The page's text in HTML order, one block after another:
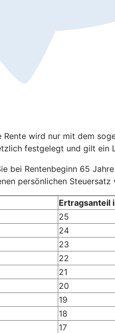
wird nur mit dem
festgelegt und gilt ein
bei Rentenbeginn 65
persönlichen
Ertragsanteil
25
24
23
22
21
20
19
18
17